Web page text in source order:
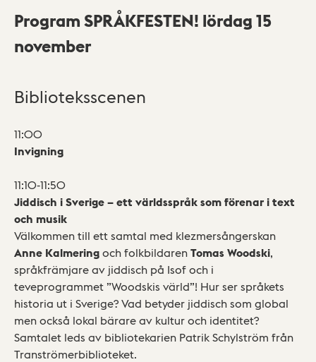
Program SPRÅKFESTEN! lördag 15
november
Biblioteksscenen
11:00
Invigning
11:10-11:50
Jiddisch i Sverige – ett världsspråk som förenar i text
och musik
Välkommen till ett samtal med klezmersångerskan
Anne Kalmeringoch folkbildarenTomas Woodski,
språkfrämjare av jiddisch på Isof och i
teveprogrammet ”Woodskis värld”! Hur ser språkets
historia ut i Sverige? Vad betyder jiddisch som global
men också lokal bärare av kultur och identitet?
Samtalet leds av bibliotekarien Patrik Schylström från
Tranströmerbiblioteket.